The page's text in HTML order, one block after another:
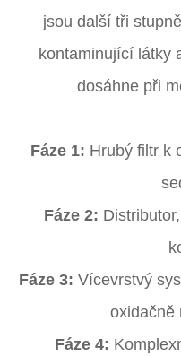
jsou další tři
kontaminující látky
dosáhne při
Fáze 1: Hrubý filtr k
Fáze 2:
Fáze 3: Vícevrstvý
oxidačně
Fáze 4: